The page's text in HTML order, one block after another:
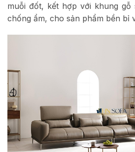
muỗi đốt, kết hợp với khung gỗ
chống ẩm, cho sản phẩm bền bỉ